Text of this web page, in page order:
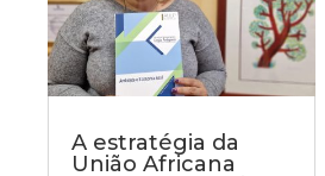
A estratégia da
União Africana